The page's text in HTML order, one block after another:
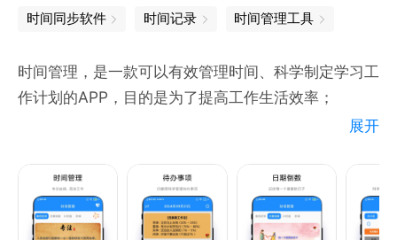
分，与上一个下一个合并功能，操作时间更加方便；日
视图和周视图可以双指放大缩小；任意页面的事件都支
持长按多选编辑事件；丰富且自定义程度极高的配色系
可以设置无间隙计时，完成某项计时后直接开启下一项
计时；等等细节，希望能带给你非常舒适的使用体验。
时间同步软件 时间记录 时间管理工具
时间管理，是一款可以有效管理时间、科学制定学习工
作计划的APP，目的是为了提高工作生活效率；
多个时间管理板块，让你的工作更专注、更高效；
【计划表】
展开